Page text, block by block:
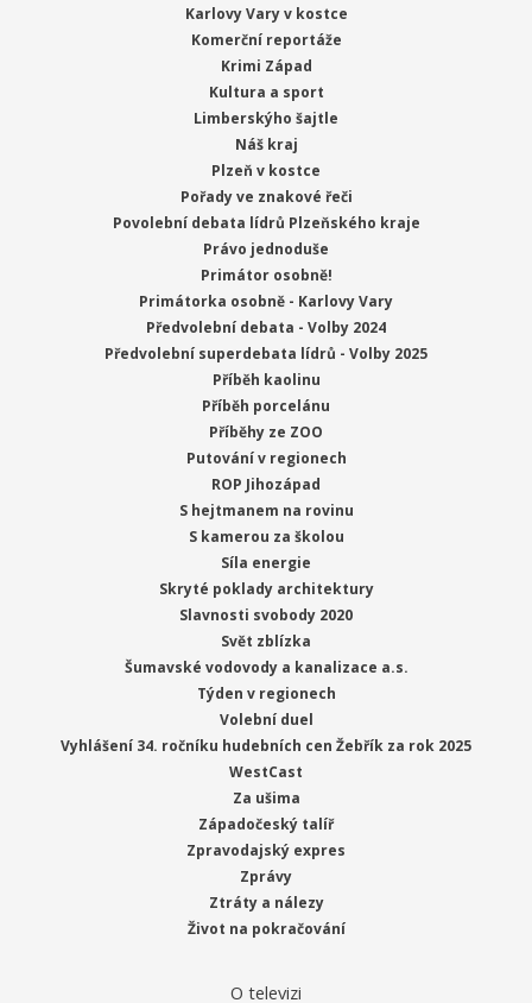
Karlovy Vary v kostce
Komerční reportáže
Krimi Západ
Kultura a sport
Limberskýho šajtle
Náš kraj
Plzeň v kostce
Pořady ve znakové řeči
Povolební debata lídrů Plzeňského kraje
Právo jednoduše
Primátor osobně!
Primátorka osobně - Karlovy Vary
Předvolební debata - Volby 2024
Předvolební superdebata lídrů - Volby 2025
Příběh kaolinu
Příběh porcelánu
Příběhy ze ZOO
Putování v regionech
ROP Jihozápad
S hejtmanem na rovinu
S kamerou za školou
Síla energie
Skryté poklady architektury
Slavnosti svobody 2020
Svět zblízka
Šumavské vodovody a kanalizace a.s.
Týden v regionech
Volební duel
Vyhlášení 34. ročníku hudebních cen Žebřík za rok 2025
WestCast
Za ušima
Západočeský talíř
Zpravodajský expres
Zprávy
Ztráty a nálezy
Život na pokračování
O televizi